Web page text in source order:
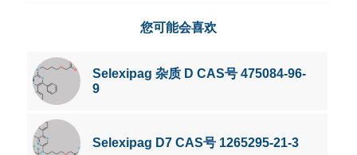
您可能会喜欢
Selexipag 杂质 D CAS号 475084-96-
9
Selexipag D7 CAS号 1265295-21-3